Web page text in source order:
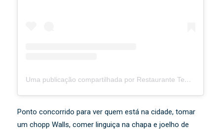
Uma publicação compartilhada por Restaurante Templário (@templario.tiradentes)
Ponto concorrido para ver quem está na cidade, tomar
um chopp Walls, comer linguiça na chapa e joelho de